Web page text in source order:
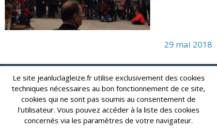
29 mai 2018
Jean-Luc LAGLEIZE - e-mail : lagleize2024@gmail.com
Mentions Légales- Copyright © 2024. Tous droits réservés.
Le site jeanluclagleize.fr utilise exclusivement des cookies
techniques nécessaires au bon fonctionnement de ce site,
cookies qui ne sont pas soumis au consentement de
l'utilisateur. Vous pouvez accéder à la liste des cookies
concernés via les paramètres de votre navigateur.